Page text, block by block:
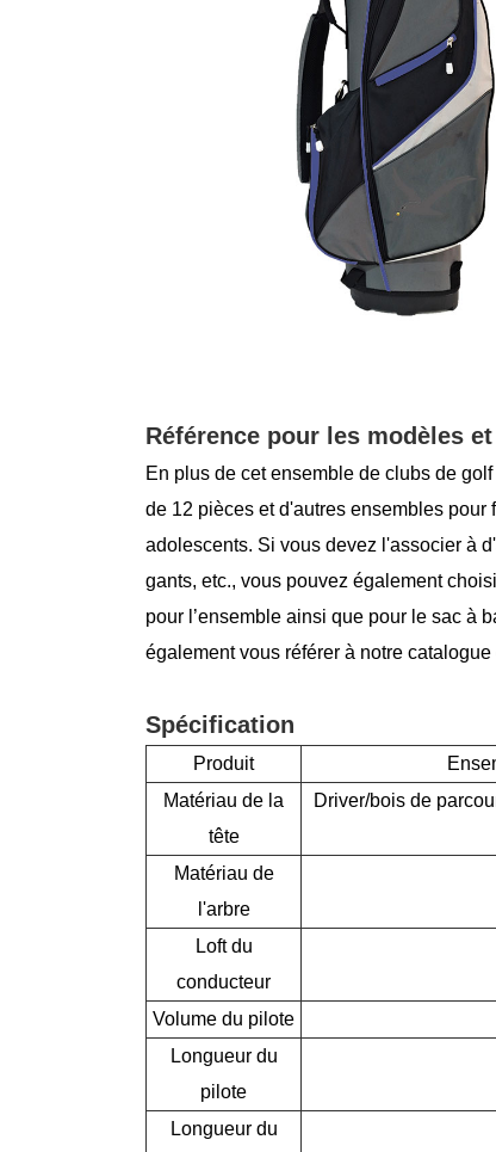
Référence pour les modèles
En plus de cet ensemble de clubs de
de 12 pièces et d'autres ensembles
adolescents. Si vous devez l'associer à
gants, etc., vous pouvez également
pour l’ensemble ainsi que pour le sac à
également vous référer à notre
Spécification
Produit
Matériau de la
tête
Driver/bois de
Matériau de
l'arbre
Loft du
conducteur
Volume du pilote
Longueur du
pilote
Longueur du